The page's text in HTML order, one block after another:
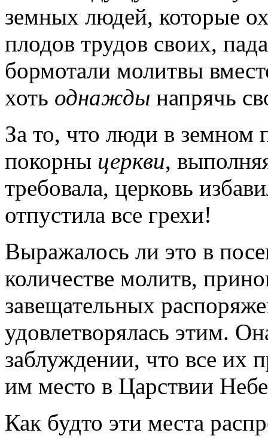
земных людей, которые
плодов трудов своих,
бормотали молитвы
хоть однажды напрячь
За то, что люди в земном
покорны церкви,
требовала, церковь
отпустила все грехи!
Выражалось ли это в
количестве молитв,
завещательных
удовлетворялась этим.
заблуждении, что все их
им место в Царствии
Как будто эти места